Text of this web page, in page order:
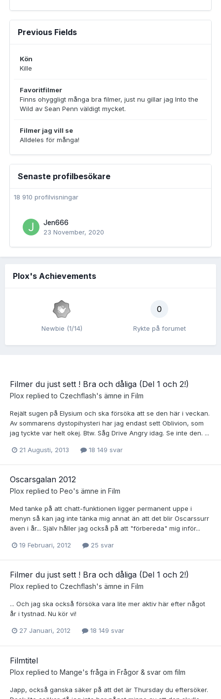
Previous Fields
Kön
Kille
Favoritfilmer
Finns ohyggligt många bra filmer, just nu gillar jag Into the
Wild av Sean Penn väldigt mycket.
Filmer jag vill se
Alldeles för många!
Senaste profilbesökare
18 910 profilvisningar
Jen666
23 November, 2020
Plox's Achievements
Newbie (1/14)
0
Rykte på forumet
Filmer du just sett ! Bra och dåliga (Del 1 och 2!)
Plox replied to Czechflash's ämne in Film
Rejält sugen på Elysium och ska försöka att se den här i veckan.
Av sommarens dystopihysteri har jag endast sett Oblivion, som
jag tyckte var helt okej. Btw. Såg Drive Angry idag. Se inte den. ...
21 Augusti, 2013 18 149 svar
Oscarsgalan 2012
Plox replied to Peo's ämne in Film
Med tanke på att chatt-funktionen ligger permanent uppe i
menyn så kan jag inte tänka mig annat än att det blir Oscarssurr
även i år... Själv håller jag också på att "förbereda" mig inför...
19 Februari, 2012 25 svar
Filmer du just sett ! Bra och dåliga (Del 1 och 2!)
Plox replied to Czechflash's ämne in Film
... Och jag ska också försöka vara lite mer aktiv här efter något
år i tystnad. Nu kör vi!
27 Januari, 2012 18 149 svar
Filmtitel
Plox replied to Mange's fråga in Frågor & svar om film
Japp, också ganska säker på att det är Thursday du eftersöker.